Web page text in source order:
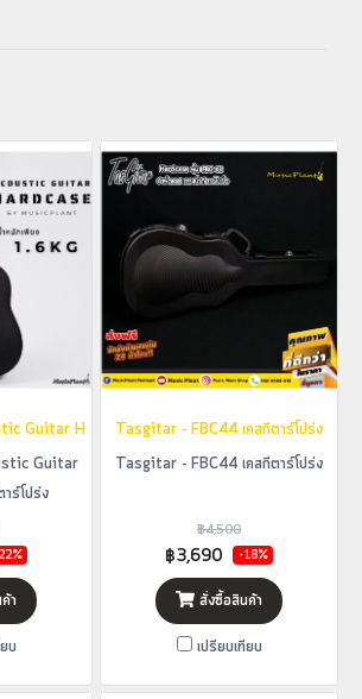
Guitar Hardcase เคสกีตาร์โปร่ง
Guitar
ร์โปร่ง
า
บ
Tasgitar - FBC44 เคสกีตาร์โปร่ง
Tasgitar - FBC44 เคสกีตาร์โปร่ง
฿4,500
฿3,690 -18%
สั่งซื้อสินค้า
เปรียบเทียบ